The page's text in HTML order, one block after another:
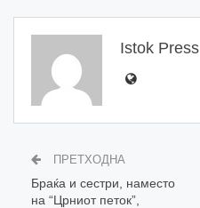
Istok Press
ПРЕТХОДНА
Браќа и сестри, наместо
на “Црниот петок”,